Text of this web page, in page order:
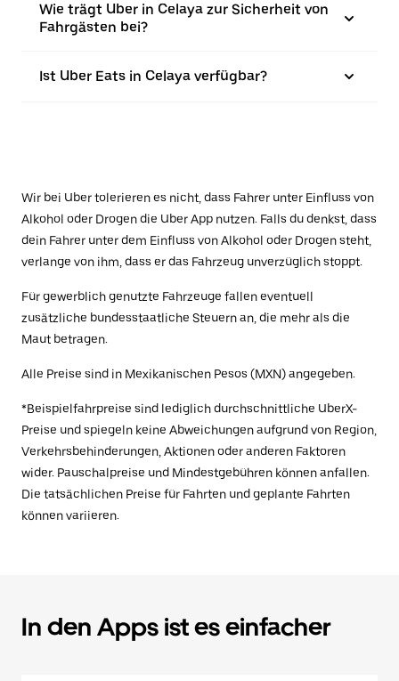
Wie trägt Uber in Celaya zur Sicherheit von
Fahrgästen bei?
Ist Uber Eats in Celaya verfügbar?
Wir bei Uber tolerieren es nicht, dass Fahrer unter Einfluss von
Alkohol oder Drogen die Uber App nutzen. Falls du denkst, dass
dein Fahrer unter dem Einfluss von Alkohol oder Drogen steht,
verlange von ihm, dass er das Fahrzeug unverzüglich stoppt.
Für gewerblich genutzte Fahrzeuge fallen eventuell
zusätzliche bundesstaatliche Steuern an, die mehr als die
Maut betragen.
Alle Preise sind in Mexikanischen Pesos (MXN) angegeben.
*Beispielfahrpreise sind lediglich durchschnittliche UberX-
Preise und spiegeln keine Abweichungen aufgrund von Region,
Verkehrsbehinderungen, Aktionen oder anderen Faktoren
wider. Pauschalpreise und Mindestgebühren können anfallen.
Die tatsächlichen Preise für Fahrten und geplante Fahrten
können variieren.
In den Apps ist es einfacher